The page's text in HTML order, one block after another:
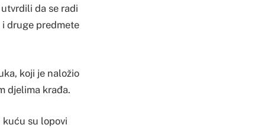
da se radi
druge predmete
koji je naložio
djelima krađa.
kuću su lopovi